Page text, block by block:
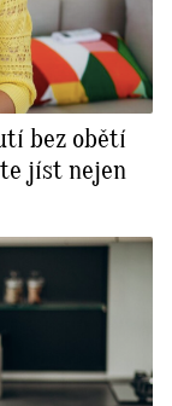
bez obětí
jíst nejen